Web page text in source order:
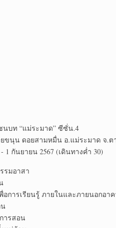
บท​ “แม่ระมาด” ซีซั่น.4
ขนุน ดอยสามหมื่น อ.แม่ระมาด จ.ต
1 กันยายน​ 2567 (เดินทางค่ำ 30)
รม​อาสา
อ​การ​เรียนรู้​ ภายในและภายนอกอา
ารสอน